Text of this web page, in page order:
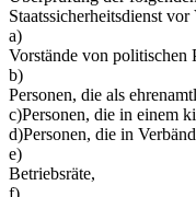
Staatssicherheitsdienst
a)
Vorstände von politischen
b)
Personen, die als
c)Personen, die in einem
d)Personen, die in
e)
Betriebsräte,
f)